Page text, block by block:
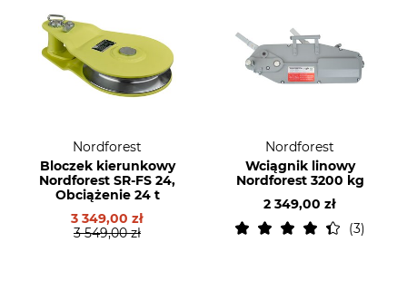
Nordforest
Bloczek kierunkowy
Nordforest SR-FS 24,
Obciążenie 24 t
3 349,00 zł
3 549,00 zł
Nordforest
Wciągnik linowy
Nordforest 3200 kg
2 349,00 zł
3